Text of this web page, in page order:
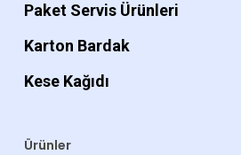
Paket Servis Ürünleri
Karton Bardak
Kese Kağıdı
Ürünler